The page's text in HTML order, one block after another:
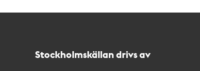
Stockholmskällan drivs av